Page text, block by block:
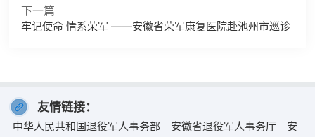
下一篇
牢记使命 情系荣军 ——安徽省荣军康复医院赴池州市巡诊
友情链接：
中华人民共和国退役军人事务部 安徽省退役军人事务厅
安